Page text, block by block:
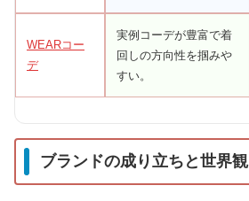
WEARコー
デ
実例コーデが豊富で着
回しの方向性を掴みや
すい。
ブランドの成り立ちと世界観